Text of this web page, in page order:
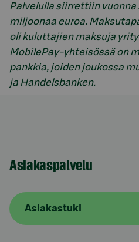
Palvelulla siirrettiin vuonna
miljoonaa euroa.
oli kuluttajien maksuja
MobilePay-yhteisössä on
pankkia, joiden joukossa
ja Handelsbanken.
Asiakaspalvelu
Asiakastuki